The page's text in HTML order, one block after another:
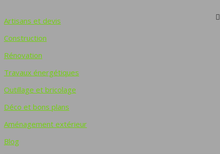
Artisans et devis
Construction
Rénovation
Travaux énergétiques
Outillage et bricolage
Déco et bons plans
Aménagement extérieur
Blog